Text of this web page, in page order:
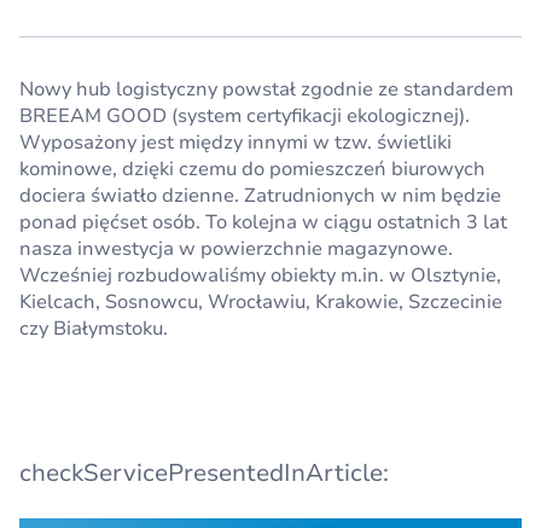
Nowy hub logistyczny powstał zgodnie ze standardem
BREEAM GOOD (system certyfikacji ekologicznej).
Wyposażony jest między innymi w tzw. świetliki
kominowe, dzięki czemu do pomieszczeń biurowych
dociera światło dzienne. Zatrudnionych w nim będzie
ponad pięćset osób. To kolejna w ciągu ostatnich 3 lat
nasza inwestycja w powierzchnie magazynowe.
Wcześniej rozbudowaliśmy obiekty m.in. w Olsztynie,
Kielcach, Sosnowcu, Wrocławiu, Krakowie, Szczecinie
czy Białymstoku.
checkServicePresentedInArticle: